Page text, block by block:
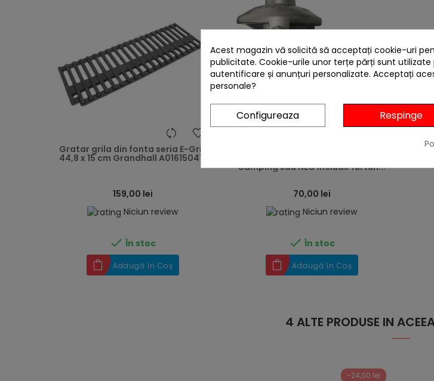
heart
Gratar grila din fonta seria E-Grill
44,8 x 15 cm Grandhall A01615041E
159,00 lei
Niciun review
 În stoc
Adaugă în Coș
Camping sau NEO include furtun...
70,00 lei
Niciun review
 În stoc
Adaugă în Coș
4 ALTE PRODUSE IN
-24,00 lei
Acest magazin vă solicită să acceptați cookie-uri
publicitate. Cookie-urile unor terțe părți sunt
autentificare și anunțuri personalizate. Acceptați
personale?
Configureaza Respinge